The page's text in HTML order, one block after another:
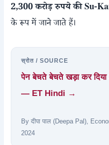
2,300 करोड़ रुपये की Su-
के रूप में जाने जाते हैं।
स्रोत / SOURCE
पेन बेचते बेचते खड़ा कर दिया
— ET Hindi →
By दीपा पाल (Deepa Pal),
2024